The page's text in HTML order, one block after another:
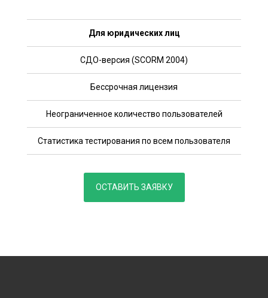
Для юридических лиц
СДО-версия (SCORM 2004)
Бессрочная лицензия
Неограниченное количество пользователей
Статистика тестирования по всем пользователя
ОСТАВИТЬ ЗАЯВКУ